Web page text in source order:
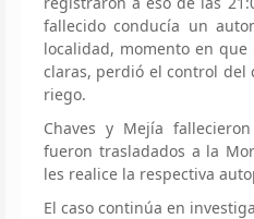
fallecido conducía un
localidad, momento en
claras, perdió el control del
riego.
Chaves y Mejía
fueron trasladados a la
les realice la respectiva
El caso continúa en